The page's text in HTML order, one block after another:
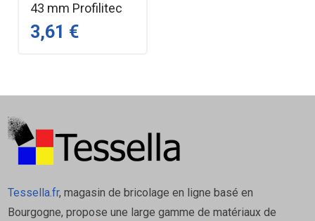
43 mm Profilitec
3,61 €
Tessella.fr, magasin de bricolage en ligne basé en
Bourgogne, propose une large gamme de matériaux de